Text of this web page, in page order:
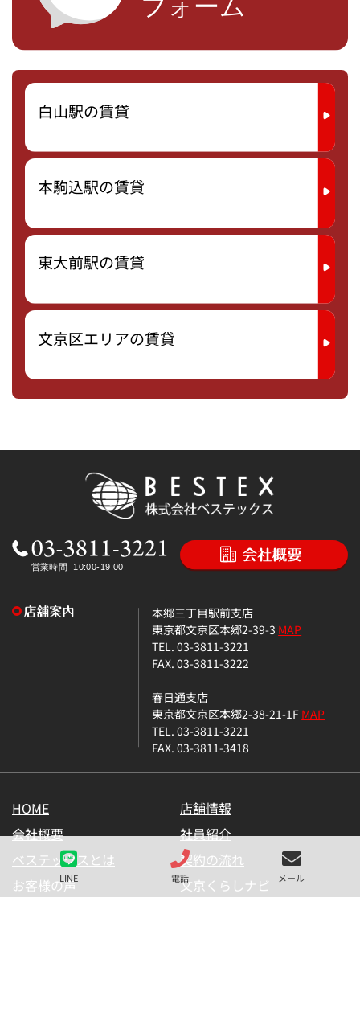
LINE 電話 メール
白山駅の賃貸
本駒込駅の賃貸
東大前駅の賃貸
文京区エリアの賃貸
本郷三丁目駅前支店
東京都文京区本郷2-39-3 MAP
TEL. 03-3811-3221
FAX. 03-3811-3222
春日通支店
東京都文京区本郷2-38-21-1FMAP
TEL. 03-3811-3221
FAX. 03-3811-3418
HOME
店舗情報
会社概要
社員紹介
ベステックスとは
契約の流れ
お客様の声
文京くらしナビ